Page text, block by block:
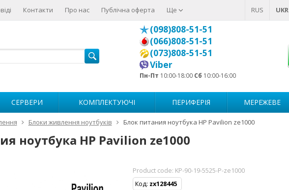
RUS UKR
Контакти Про нас Публічна оферта Ще
(098)808-51-51
(066)808-51-51
(073)808-51-51
Viber
Пн-Пт 10:00-18:00 Сб 10:00-16:00
СЕРВЕРИ КОМПЛЕКТУЮЧІ ПЕРИФЕРІЯ МЕРЕЖЕВЕ
Блоки живлення ноутбуків Блок питания ноутбука HP Pavilion ze1000
ноутбука HP Pavilion ze1000
Product code: KP-90-19-5525-P-ze1000
Код: zx128445